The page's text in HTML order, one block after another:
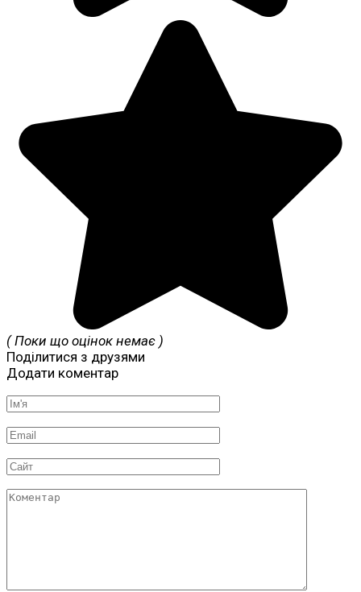
( Поки що оцінок немає )
Поділитися з друзями
Додати коментар
Ім'я
Email
Сайт
Коментар